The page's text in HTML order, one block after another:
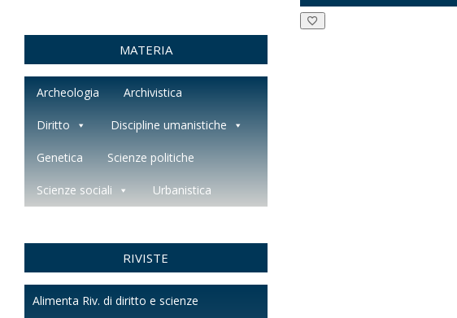
MATERIA
Archeologia Archivistica
Diritto Discipline umanistiche
Genetica Scienze politiche
Scienze sociali Urbanistica
RIVISTE
Alimenta Riv. di diritto e scienze